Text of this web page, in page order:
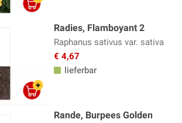
Radies, Flamboyant 2
Raphanus sativus var. sativa
€ 4,67
lieferbar
Rande, Burpees Golden